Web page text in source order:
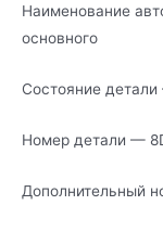
Наименование
основного
Состояние
Номер детали —
Дополнительный